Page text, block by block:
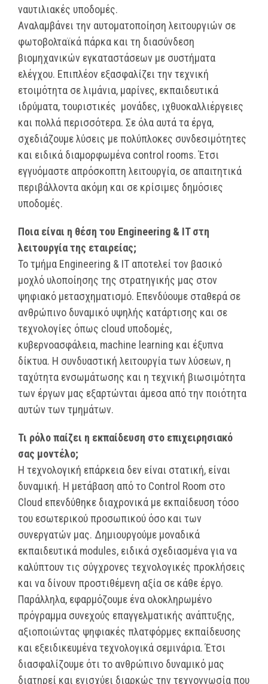
ναυτιλιακές υποδομές.
Αναλαμβάνει την αυτοματοποίηση λειτουργιών σε
φωτοβολταϊκά πάρκα και τη διασύνδεση
βιομηχανικών εγκαταστάσεων με συστήματα
ελέγχου. Επιπλέον εξασφαλίζει την τεχνική
ετοιμότητα σε λιμάνια, μαρίνες, εκπαιδευτικά
ιδρύματα, τουριστικές μονάδες, ιχθυοκαλλιέργειες
και πολλά περισσότερα. Σε όλα αυτά τα έργα,
σχεδιάζουμε λύσεις με πολύπλοκες συνδεσιμότητες
και ειδικά διαμορφωμένα control rooms. Έτσι
εγγυόμαστε απρόσκοπτη λειτουργία, σε απαιτητικά
περιβάλλοντα ακόμη και σε κρίσιμες δημόσιες
υποδομές.
Ποια είναι η θέση του Engineering & IT στη
λειτουργία της εταιρείας;
Το τμήμα Engineering & IT αποτελεί τον βασικό
μοχλό υλοποίησης της στρατηγικής μας στον
ψηφιακό μετασχηματισμό. Επενδύουμε σταθερά σε
ανθρώπινο δυναμικό υψηλής κατάρτισης και σε
τεχνολογίες όπως cloud υποδομές,
κυβερνοασφάλεια, machine learning και έξυπνα
δίκτυα. Η συνδυαστική λειτουργία των λύσεων, η
ταχύτητα ενσωμάτωσης και η τεχνική βιωσιμότητα
των έργων μας εξαρτώνται άμεσα από την ποιότητα
αυτών των τμημάτων.
Τι ρόλο παίζει η εκπαίδευση στο επιχειρησιακό
σας μοντέλο;
Η τεχνολογική επάρκεια δεν είναι στατική, είναι
δυναμική. Η μετάβαση από το Control Room στο
Cloud επενδύθηκε διαχρονικά με εκπαίδευση τόσο
του εσωτερικού προσωπικού όσο και των
συνεργατών μας. Δημιουργούμε μοναδικά
εκπαιδευτικά modules, ειδικά σχεδιασμένα για να
καλύπτουν τις σύγχρονες τεχνολογικές προκλήσεις
και να δίνουν προστιθέμενη αξία σε κάθε έργο.
Παράλληλα, εφαρμόζουμε ένα ολοκληρωμένο
πρόγραμμα συνεχούς επαγγελματικής ανάπτυξης,
αξιοποιώντας ψηφιακές πλατφόρμες εκπαίδευσης
και εξειδικευμένα τεχνολογικά σεμινάρια. Έτσι
διασφαλίζουμε ότι το ανθρώπινο δυναμικό μας
διατηρεί και ενισχύει διαρκώς την τεχνογνωσία που